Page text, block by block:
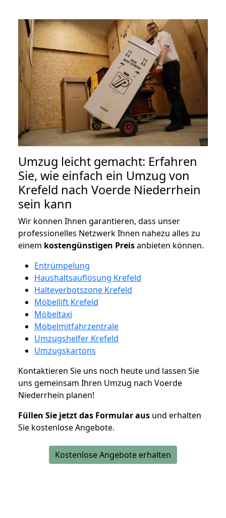
Umzug leicht gemacht: Erfahren
Sie, wie einfach ein Umzug von
Krefeld nach Voerde Niederrhein
sein kann
Wir können Ihnen garantieren, dass unser
professionelles Netzwerk Ihnen nahezu alles zu
einem kostengünstigen Preisanbieten können.
Entrümpelung
Haushaltsauflösung Krefeld
Halteverbotszone Krefeld
Möbellift Krefeld
Möbeltaxi
Möbelmitfahrzentrale
Umzugshelfer Krefeld
Umzugskartons
Kontaktieren Sie uns noch heute und lassen Sie
uns gemeinsam Ihren Umzug nach Voerde
Niederrhein planen!
Füllen Sie jetzt das Formular aus und erhalten
Sie kostenlose Angebote.
Kostenlose Angebote erhalten